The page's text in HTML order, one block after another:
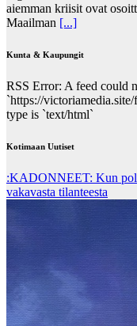
aiemman kriisit ovat
Maailman [...]
Kunta & Kaupungit
RSS Error: A feed could
`https://
type is `text/html`
Kotimaan Uutiset
:KADONNEET: Kun
vakavasta tilanteesta